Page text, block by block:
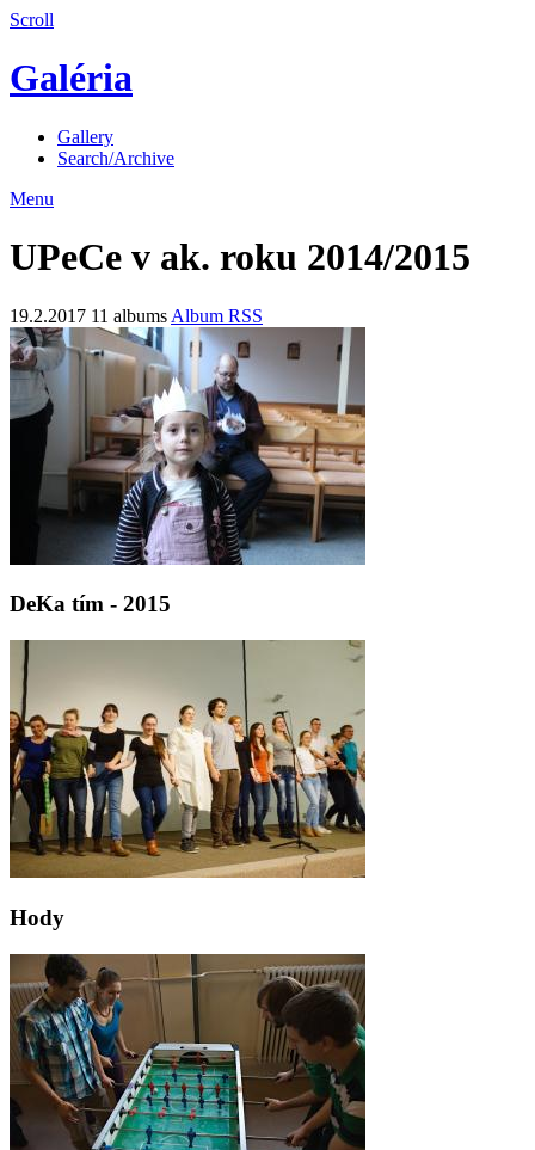
Scroll
Galéria
Gallery
Search/Archive
Menu
UPeCe v ak. roku 2014/2015
19.2.2017 11 albums Album RSS
DeKa tím - 2015
Hody